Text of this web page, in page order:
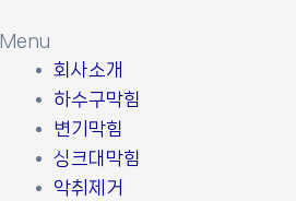
Menu
회사소개
하수구막힘
변기막힘
싱크대막힘
악취제거